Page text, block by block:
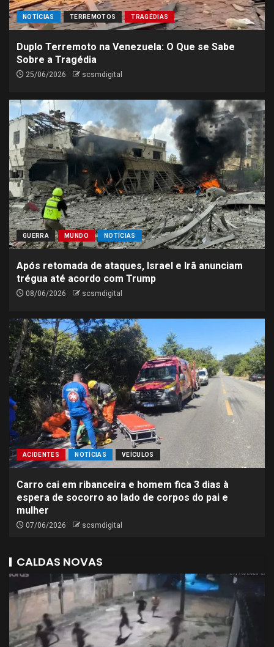
NOTÍCIAS TERREMOTOS TRAGÉDIAS
Duplo Terremoto na Venezuela: O Que se Sabe
Sobre a Tragédia
25/06/2026 scsmdigital
GUERRA MUNDO NOTÍCIAS
Após retomada de ataques, Israel e Irã anunciam
trégua até acordo com Trump
08/06/2026 scsmdigital
ACIDENTES NOTÍCIAS VEÍCULOS
Carro cai em ribanceira e homem fica 3 dias à
espera de socorro ao lado de corpos do pai e
mulher
07/06/2026 scsmdigital
CALDAS NOVAS